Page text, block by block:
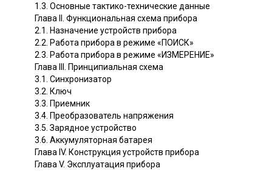
1.3. Основные тактико-технические данные
Глава II. Функциональная схема прибора
2.1. Назначение устройств прибора
2.2. Работа прибора в режиме «ПОИСК»
2.3. Работа прибора в режиме «ИЗМЕРЕНИЕ»
Глава III. Принципиальная схема
3.1. Синхронизатор
3.2. Ключ
3.3. Приемник
3.4. Преобразователь напряжения
3.5. Зарядное устройство
3.6. Аккумуляторная батарея
Глава IV. Конструкция устройств прибора
Глава V. Эксплуатация прибора